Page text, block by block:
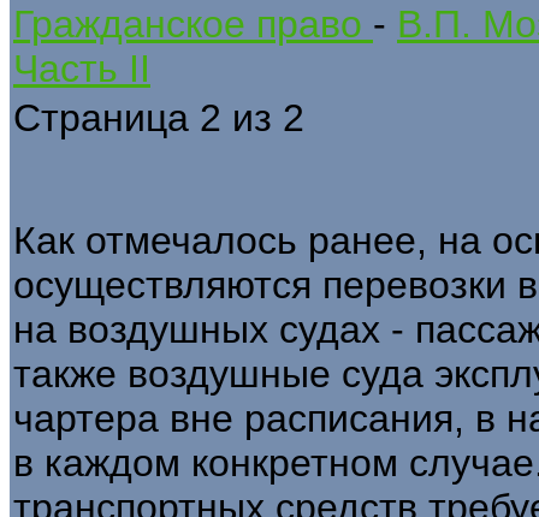
Гражданское право - В.П.
Часть II
Страница 2 из 2
Как отмечалось ранее, на
осуществляются перевозки
на воздушных судах -
также воздушные суда
чартера вне расписания, в
в каждом конкретном
транспортных средств